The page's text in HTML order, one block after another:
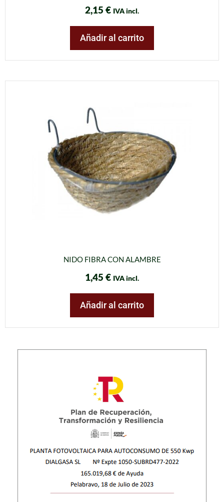
2,15 € IVA incl.
Añadir al carrito
NIDO FIBRA CON ALAMBRE
1,45 € IVA incl.
Añadir al carrito